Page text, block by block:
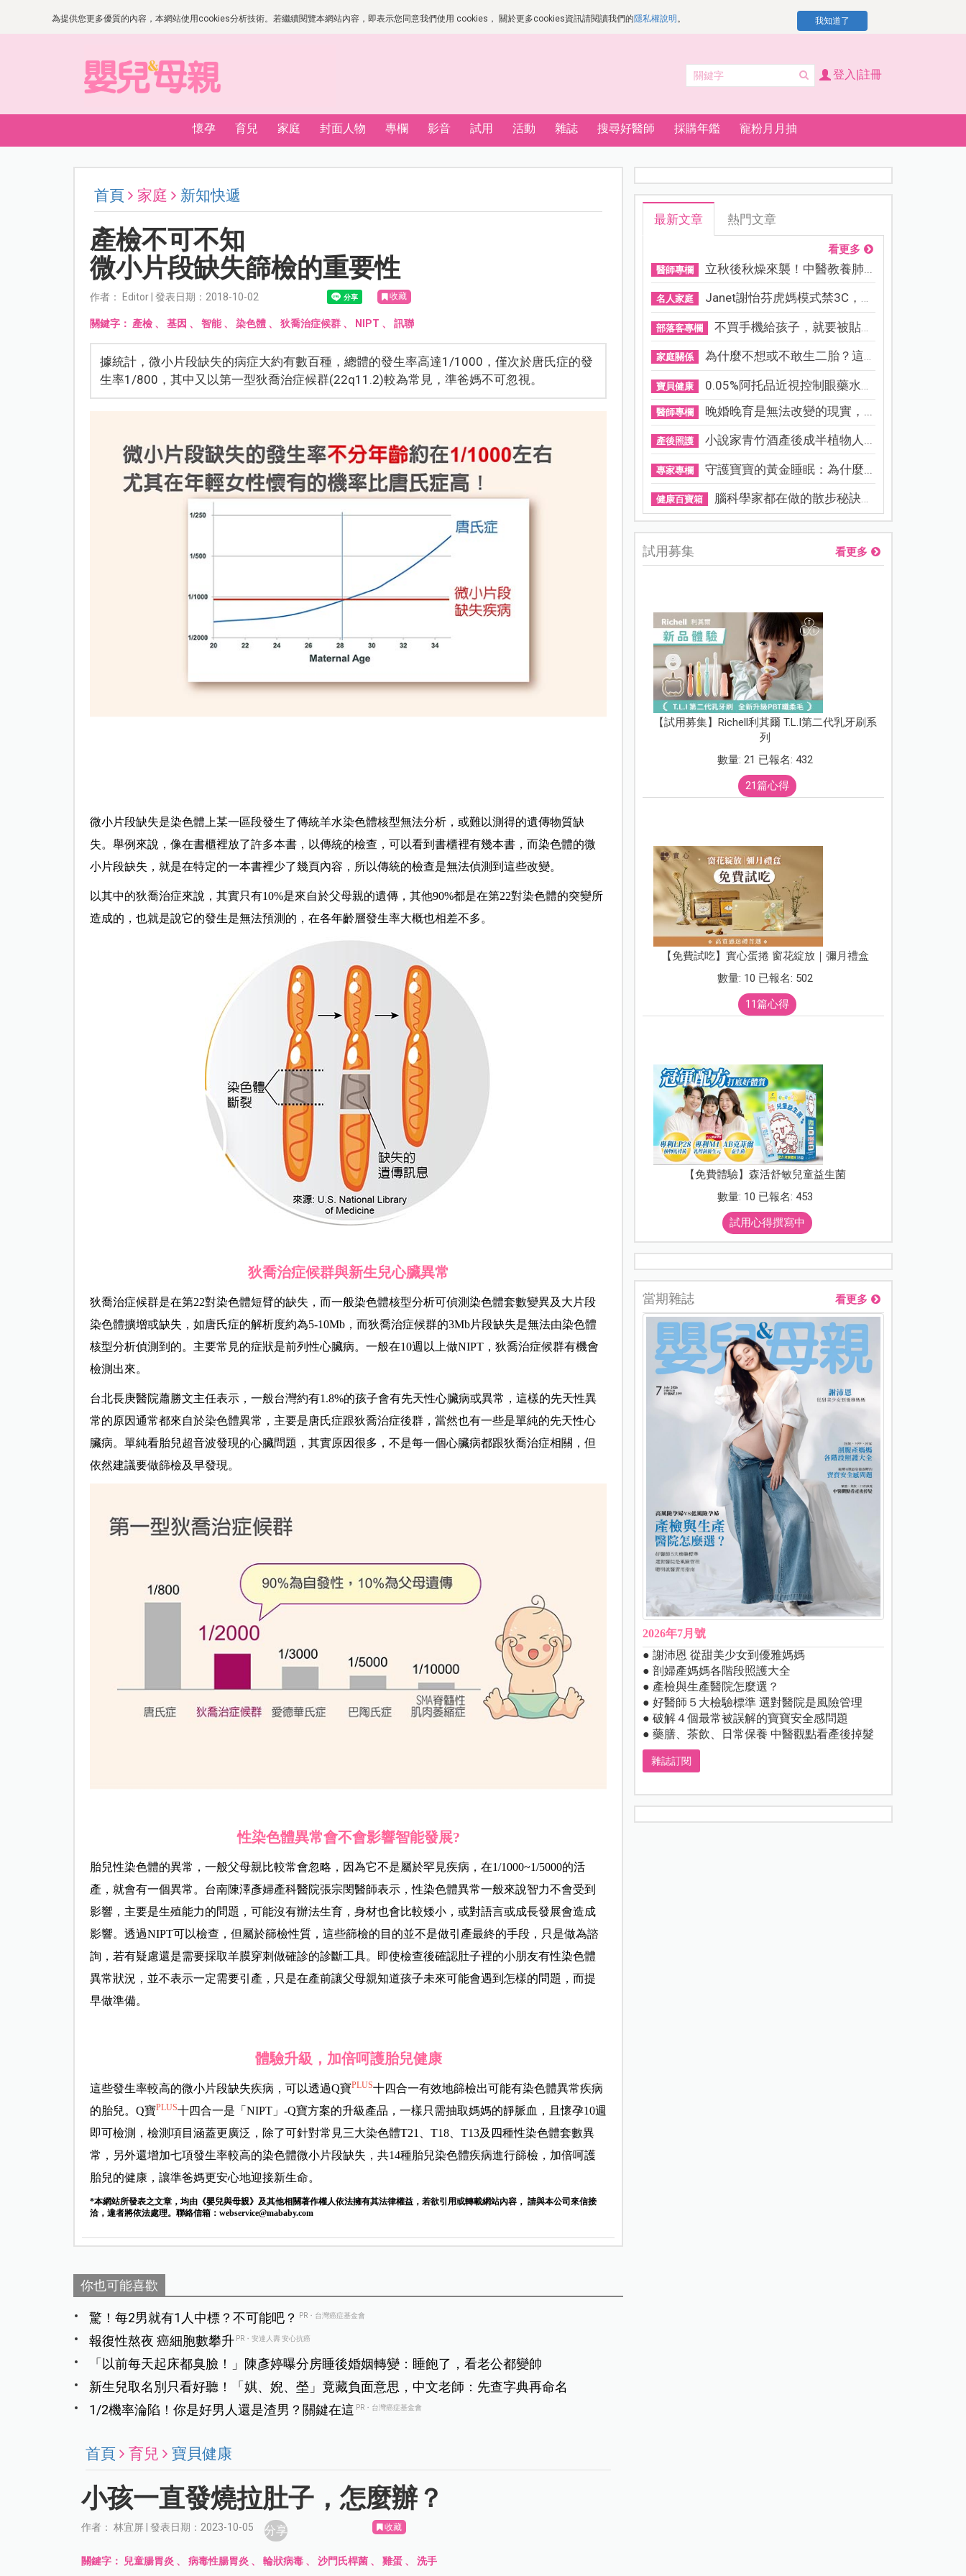
為提供您更多優質的內容，本網站使用cookies分析技術。若繼續閱覽本網站內容，即表示您同意我們使用 cookies， 關於更多cookies資訊請閱讀我們的隱私權說明 。 我知道了
登入|註冊
懷孕 育兒 家庭 封面人物 專欄 影音 試用 活動 雜誌 搜尋好醫師 採購年鑑 寵粉月月抽
首頁 家庭 新知快遞
產檢不可不知
微小片段缺失篩檢的重要性
作者： Editor | 發表日期：2018-10-02 收藏
關鍵字： 產檢、 基因 、 智能、 染色體、 狄喬治症候群、 NIPT 、 訊聯
據統計，微小片段缺失的病症大約有數百種，總體的發生率高達1/1000，僅次於唐氏症的發
生率1/800，其中又以第一型狄喬治症候群(22q11.2)較為常見，準爸媽不可忽視。
微小片段缺失是染色體上某一區段發生了傳統羊水染色體核型無法分析，或難以測得的遺傳物質缺
失。舉例來說，像在書櫃裡放了許多本書，以傳統的檢查，可以看到書櫃裡有幾本書，而染色體的微
小片段缺失，就是在特定的一本書裡少了幾頁內容，所以傳統的檢查是無法偵測到這些改變。
以其中的狄喬治症來說，其實只有10%是來自於父母親的遺傳，其他90%都是在第22對染色體的突變所
造成的，也就是說它的發生是無法預測的，在各年齡層發生率大概也相差不多。
狄喬治症候群與新生兒心臟異常
狄喬治症候群是在第22對染色體短臂的缺失，而一般染色體核型分析可偵測染色體套數變異及大片段
染色體擴增或缺失，如唐氏症的解析度約為5-10Mb，而狄喬治症候群的3Mb片段缺失是無法由染色體
核型分析偵測到的。主要常見的症狀是前列性心臟病。一般在10週以上做NIPT，狄喬治症候群有機會
檢測出來。
台北長庚醫院蕭勝文主任表示，一般台灣約有1.8%的孩子會有先天性心臟病或異常，這樣的先天性異
常的原因通常都來自於染色體異常，主要是唐氏症跟狄喬治症後群，當然也有一些是單純的先天性心
臟病。單純看胎兒超音波發現的心臟問題，其實原因很多，不是每一個心臟病都跟狄喬治症相關，但
依然建議要做篩檢及早發現。
性染色體異常會不會影響智能發展?
胎兒性染色體的異常，一般父母親比較常會忽略，因為它不是屬於罕見疾病，在1/1000~1/5000的活
產，就會有一個異常。台南陳澤彥婦產科醫院張宗閔醫師表示，性染色體異常一般來說智力不會受到
影響，主要是生殖能力的問題，可能沒有辦法生育，身材也會比較矮小，或對語言或成長發展會造成
影響。透過NIPT可以檢查，但屬於篩檢性質，這些篩檢的目的並不是做引產最終的手段，只是做為諮
詢，若有疑慮還是需要採取羊膜穿刺做確診的診斷工具。即使檢查後確認肚子裡的小朋友有性染色體
異常狀況，並不表示一定需要引產，只是在產前讓父母親知道孩子未來可能會遇到怎樣的問題，而提
早做準備。
體驗升級，加倍呵護胎兒健康
這些發生率較高的微小片段缺失疾病，可以透過Q寶PLUS十四合一有效地篩檢出可能有染色體異常疾病
的胎兒。Q寶PLUS十四合一是「NIPT」-Q寶方案的升級產品，一樣只需抽取媽媽的靜脈血，且懷孕10週
即可檢測，檢測項目涵蓋更廣泛，除了可針對常見三大染色體T21、T18、T13及四種性染色體套數異
常，另外還增加七項發生率較高的染色體微小片段缺失，共14種胎兒染色體疾病進行篩檢，加倍呵護
胎兒的健康，讓準爸媽更安心地迎接新生命。
*本網站所發表之文章，均由《嬰兒與母親》及其他相關著作權人依法擁有其法律權益，若欲引用或轉載網站內容， 請與本公司來信接
洽，違者將依法處理。聯絡信箱： webservice@mababy.com
你也可能喜歡
驚！每2男就有1人中標？不可能吧？ PR・台灣癌症基金會
報復性熬夜 癌細胞數攀升 PR・安達人壽 安心抗癌
「以前每天起床都臭臉！」陳彥婷曝分房睡後婚姻轉變：睡飽了，看老公都變帥
新生兒取名別只看好聽！「娸、婗、塋」竟藏負面意思，中文老師：先查字典再命名
1/2機率淪陷！你是好男人還是渣男？關鍵在這 PR・台灣癌症基金會
首頁 育兒 寶貝健康
小孩一直發燒拉肚子，怎麼辦？
作者： 林宜屏 | 發表日期：2023-10-05 分享 收藏
關鍵字： 兒童腸胃炎 、病毒性腸胃炎 、輪狀病毒 、沙門氏桿菌 、雞蛋 、洗手
最新文章 熱門文章
看更多
醫師專欄 立秋後秋燥來襲！中醫教養肺...
名人家庭 Janet謝怡芬虎媽模式禁3C，看...
部落客專欄 不買手機給孩子，就要被貼「...
家庭關係 為什麼不想或不敢生二胎？這8...
寶貝健康 0.05%阿托品近視控制眼藥水納...
醫師專欄 晚婚晚育是無法改變的現實，...
產後照護 小說家青竹酒產後成半植物人...
專家專欄 守護寶寶的黃金睡眠：為什麼...
健康百寶箱 腦科學家都在做的散步秘訣！...
試用募集 看更多
【試用募集】Richell利其爾 T.L.I第二代乳牙刷系
列
數量: 21 已報名: 432
21篇心得
【免費試吃】實心蛋捲 窗花綻放｜彌月禮盒
數量: 10 已報名: 502
11篇心得
【免費體驗】森活舒敏兒童益生菌
數量: 10 已報名: 453
試用心得撰寫中
當期雜誌 看更多
2026年7月號
● 謝沛恩 從甜美少女到優雅媽媽
● 剖婦產媽媽各階段照護大全
● 產檢與生產醫院怎麼選？
● 好醫師５大檢驗標準 選對醫院是風險管理
● 破解４個最常被誤解的寶寶安全感問題
● 藥膳、茶飲、日常保養 中醫觀點看產後掉髮
雜誌訂閱